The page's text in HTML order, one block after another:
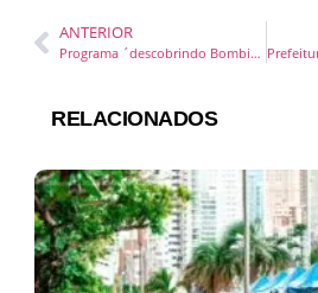
ANTERIOR
Programa ´descobrindo Bombinhas´ abre inscrições para capacitação em Novembro
RELACIONADOS